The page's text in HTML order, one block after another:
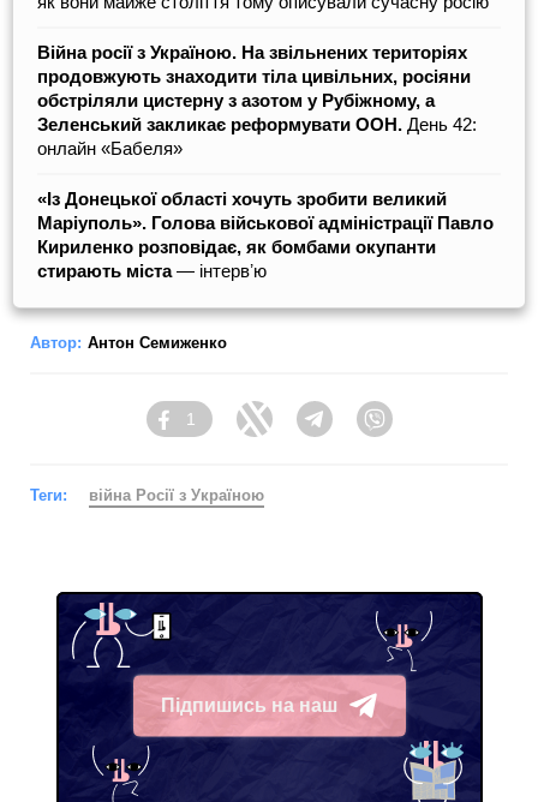
Війна росії з Україною. На звільнених територіях
продовжують знаходити тіла цивільних, росіяни
обстріляли цистерну з азотом у Рубіжному, а
Зеленський закликає реформувати ООН. День 42:
онлайн «Бабеля»
«Із Донецької області хочуть зробити великий
Маріуполь». Голова військової адміністрації Павло
Кириленко розповідає, як бомбами окупанти
стирають міста― інтервʼю
Автор: Антон Семиженко
Facebook
1
Twitter TelegramViber
Теги: війна Росії з Україною
Підпишись на наш
Telegram